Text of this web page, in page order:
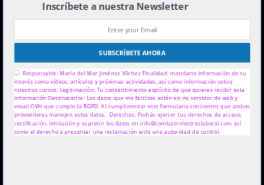
Nota Legal
Política de Cookies
PÁGINAS AMIGAS
www.mansicor.com
www.alexnovell.com
www.biodanzaya.com
Inscríbete a nuestra Newsletter
SUBSCRÍBETE AHORA
Responsable: María del Mar Jiménez Vílchez Finalidad: mandarte información de tu
interés como vídeos, artículos y próximas actividades, así como información sobre nuestros
cursos. Legitimación: Tu consentimiento explícito de que quieres recibir esta información
Destinatarios: Los datos que me facilitas están en mi servidor de web y email OVH que
cumple la RGPD. Al cumplimentar este formulario consientes que ambos proveedores
manejen estos datos. Derechos: Podrás ejercer tus derechos de acceso, rectificación,
limitación y suprimir los datos en info@combatirelestreslaboral.com así como el derecho a
presentar una reclamación ante una autoridad de control.